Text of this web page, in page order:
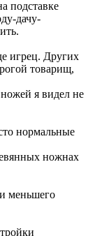
подставке
дачу-
игрец. Других
товарищ,
я видел не
нормальные
ножнах
меньшего